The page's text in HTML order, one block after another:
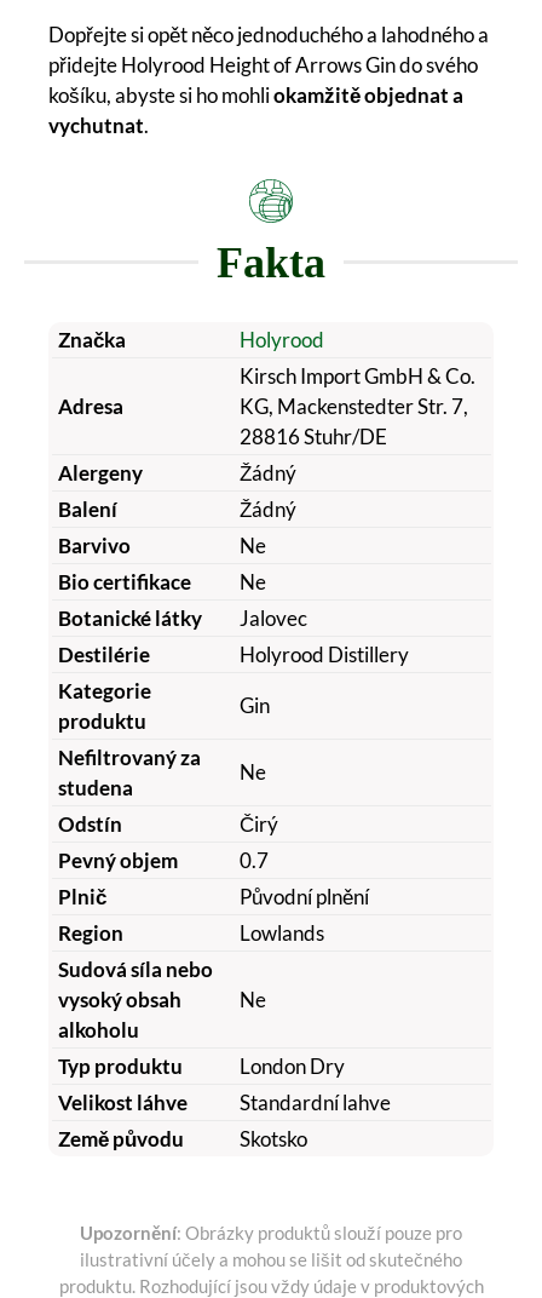
Dopřejte si opět něco jednoduchého a lahodného a
přidejte Holyrood Height of Arrows Gin do svého
košíku, abyste si ho mohliokamžitě objednat a
vychutnat.
Fakta
Značka Holyrood
Adresa
Kirsch Import GmbH & Co.
KG, Mackenstedter Str. 7,
28816 Stuhr/DE
Alergeny
Žádný
Balení
Žádný
Barvivo
Ne
Bio certifikace
Ne
Botanické látky
Jalovec
Destilérie
Holyrood Distillery
Kategorie
produktu
Gin
Nefiltrovaný za
studena
Ne
Odstín
Čirý
Pevný objem
0.7
Plnič
Původní plnění
Region
Lowlands
Sudová síla nebo
vysoký obsah
alkoholu
Ne
Typ produktu
London Dry
Velikost láhve
Standardní lahve
Země původu
Skotsko
Upozornění: Obrázky produktů slouží pouze pro
ilustrativní účely a mohou se lišit od skutečného
produktu. Rozhodující jsou vždy údaje v produktových